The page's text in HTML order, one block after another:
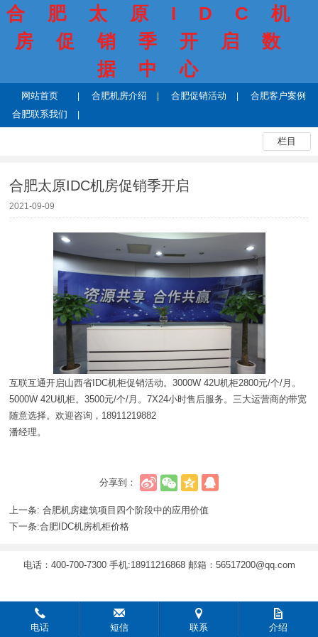
合肥太原IDC机
房促销季开启数
据中心
网站首页 合肥机房介绍 合肥促销活动
合肥客户案例
合肥联系我们
栏目
合肥太原IDC机房促销季开启
2021-09-09
互联互通开启山西省IDC机柜促销活动。3000W 42U机柜2800元/个/月。
5000W 42U机柜。3500元/个/月。7X24小时售后服务。三大运营商的带宽
随意选择。欢迎咨询，18911219882
潘经理。
分享到：
上一条:合肥机房建筑项目四个阶段中的应用价值
下一条:合肥IDC机房机柜价格
电话：400-700-7300 手机:18911216868 邮箱：56517200@qq.com
电话 短信 联系 介绍